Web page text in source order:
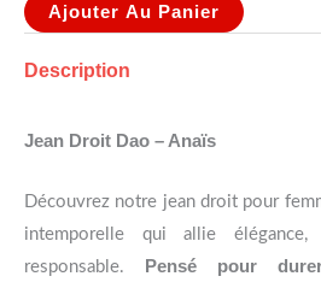
Ajouter Au Panier
Description
Jean Droit Dao – Anaïs
Découvrez notre jean droit pour
intemporelle qui allie
responsable.
Pensé pour